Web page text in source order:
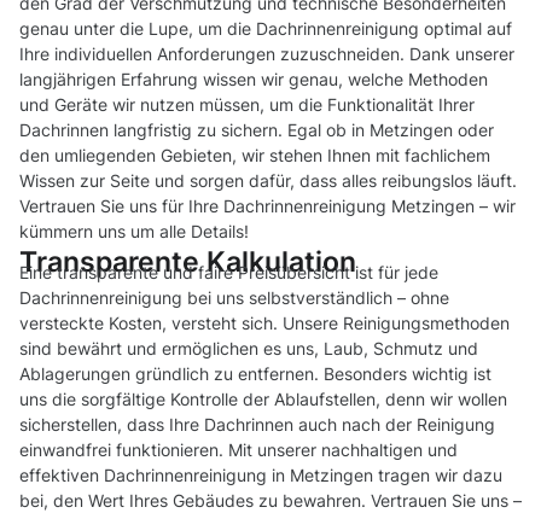
genau unter die Lupe, um die Dachrinnenreinigung optimal auf
Ihre individuellen Anforderungen zuzuschneiden. Dank unserer
langjährigen Erfahrung wissen wir genau, welche Methoden
und Geräte wir nutzen müssen, um die Funktionalität Ihrer
Dachrinnen langfristig zu sichern. Egal ob in Metzingen oder
den umliegenden Gebieten, wir stehen Ihnen mit fachlichem
Wissen zur Seite und sorgen dafür, dass alles reibungslos läuft.
Vertrauen Sie uns für Ihre Dachrinnenreinigung Metzingen – wir
kümmern uns um alle Details!
Transparente Kalkulation
Eine transparente und faire Preisübersicht ist für jede
Dachrinnenreinigung bei uns selbstverständlich – ohne
versteckte Kosten, versteht sich. Unsere Reinigungsmethoden
sind bewährt und ermöglichen es uns, Laub, Schmutz und
Ablagerungen gründlich zu entfernen. Besonders wichtig ist
uns die sorgfältige Kontrolle der Ablaufstellen, denn wir wollen
sicherstellen, dass Ihre Dachrinnen auch nach der Reinigung
einwandfrei funktionieren. Mit unserer nachhaltigen und
effektiven Dachrinnenreinigung in Metzingen tragen wir dazu
bei, den Wert Ihres Gebäudes zu bewahren. Vertrauen Sie uns –